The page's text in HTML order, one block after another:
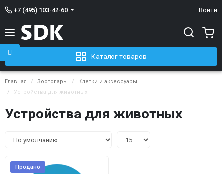
+7 (495) 103-42-60 Войти
Каталог товаров
Главная Зоотовары
Клетки и аксессуары
Устройства для животных
Устройства для животных
Продано